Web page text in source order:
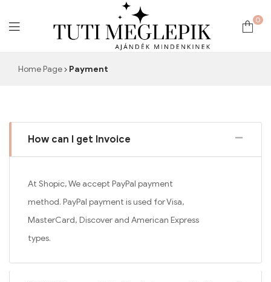
The
Box
0
Home Page Payment
How can I get Invoice
At Shopic, We accept PayPal payment
method. PayPal payment is used for Visa,
MasterCard, Discover and American Express
types.